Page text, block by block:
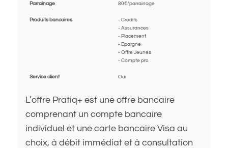
Parrainage 80€/parrainage
Produits bancaires
- Crédits
- Assurances
- Placement
- Epargne
- Offre Jeunes
- Compte pro
Service client Oui
L’offre Pratiq+ est une offre bancaire
comprenant un compte bancaire
individuel et une carte bancaire Visa au
choix, à débit immédiat et à consultation